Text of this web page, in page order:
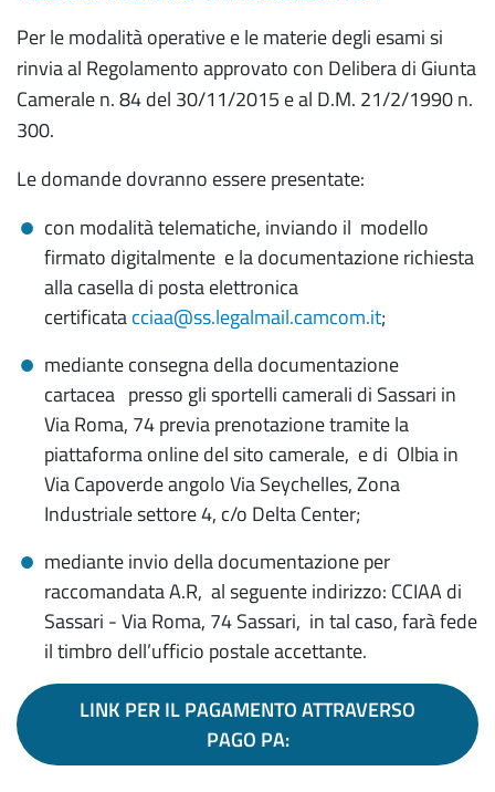
Per le modalità operative e le materie degli esami si
rinvia al Regolamento approvato con Delibera di Giunta
Camerale n. 84 del 30/11/2015 e al D.M. 21/2/1990 n.
300.
Le domande dovranno essere presentate:
con modalità telematiche, inviando il modello
firmato digitalmente e la documentazione richiesta
alla casella di posta elettronica
certificatacciaa@ss.legalmail.camcom.it;
mediante consegna della documentazione
cartacea presso gli sportelli camerali di Sassari in
Via Roma, 74 previa prenotazione tramite la
piattaforma online del sito camerale, e di Olbia in
Via Capoverde angolo Via Seychelles, Zona
Industriale settore 4, c/o Delta Center;
mediante invio della documentazione per
raccomandata A.R, al seguente indirizzo: CCIAA di
Sassari - Via Roma, 74 Sassari, in tal caso, farà fede
il timbro dell’ufficio postale accettante.
LINK PER IL PAGAMENTO ATTRAVERSO
PAGO PA: